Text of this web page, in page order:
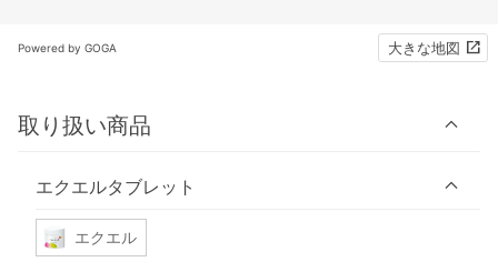
Powered by GOGA 大きな地図
取り扱い商品
エクエルタブレット
エクエル